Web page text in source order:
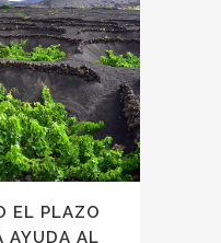
EL PLAZO
AYUDA AL